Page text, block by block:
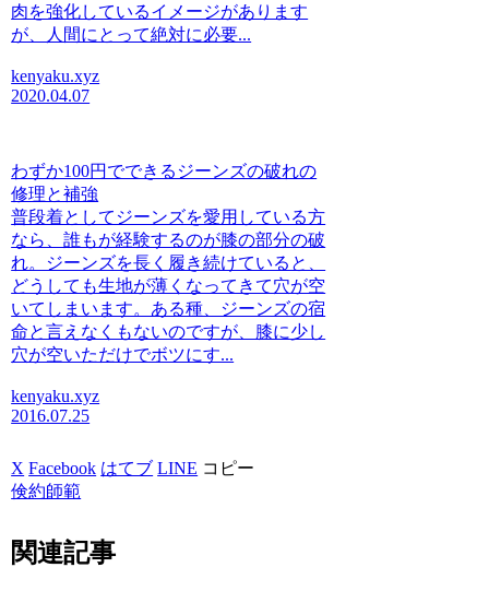
肉を強化しているイメージがあります
が、人間にとって絶対に必要...
kenyaku.xyz
2020.04.07
わずか100円でできるジーンズの破れの
修理と補強
普段着としてジーンズを愛用している方
なら、誰もが経験するのが膝の部分の破
れ。ジーンズを長く履き続けていると、
どうしても生地が薄くなってきて穴が空
いてしまいます。ある種、ジーンズの宿
命と言えなくもないのですが、膝に少し
穴が空いただけでボツにす...
kenyaku.xyz
2016.07.25
X Facebook はてブ LINE コピー
倹約師範
関連記事